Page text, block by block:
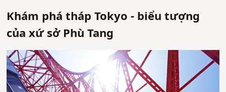
Khám phá tháp Tokyo - biểu tượng
của xứ sở Phù Tang